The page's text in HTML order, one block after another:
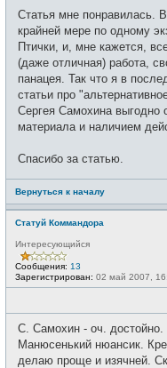
Статья мне понравилась.
крайней мере по одному
Птички, и, мне кажется,
(даже отличная) работа,
панацея. Так что я в
статьи про
Сергея Самохина выгодно
материала и наличием
Спасибо за статью.
Вернуться к началу
Статуй Коммандора
Интересующийся
Сообщения: 13
Зарегистрирован: 02 май 2007,
С. Самохин - оч. достойно.
Манюсенький нюансик.
делаю проще и изячней.